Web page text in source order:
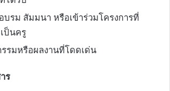
รม สัมมนา หรือเข้าร่วมโครงการที่
ป็นครู
รมหรือผลงานที่โดดเด่น
ร